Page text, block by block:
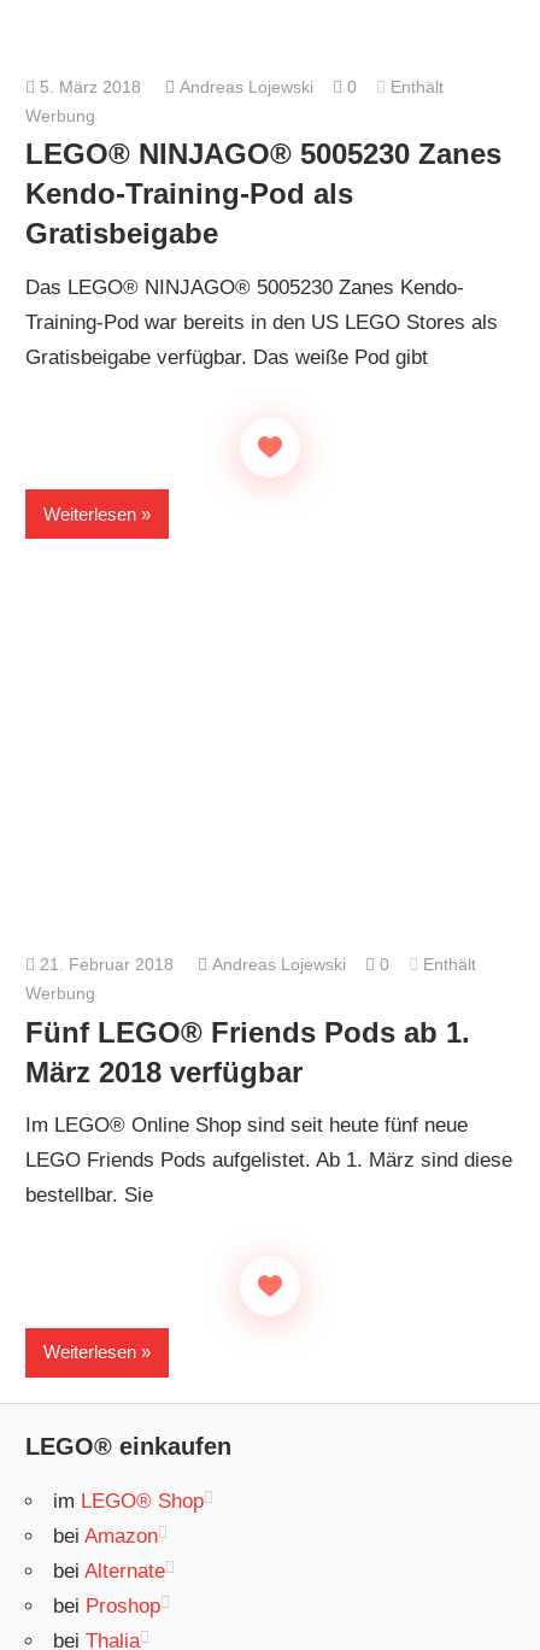
5. März 2018 Andreas Lojewski 0
Enthält
Werbung
LEGO® NINJAGO® 5005230 Zanes
Kendo-Training-Pod als
Gratisbeigabe
Das LEGO® NINJAGO® 5005230 Zanes Kendo-
Training-Pod war bereits in den US LEGO Stores als
Gratisbeigabe verfügbar. Das weiße Pod gibt
Weiterlesen
21. Februar 2018 Andreas Lojewski 0
Enthält
Werbung
Fünf LEGO® Friends Pods ab 1.
März 2018 verfügbar
Im LEGO® Online Shop sind seit heute fünf neue
LEGO Friends Pods aufgelistet. Ab 1. März sind diese
bestellbar. Sie
Weiterlesen
LEGO® einkaufen
im LEGO® Shop
beiAmazon
beiAlternate
bei Proshop
beiThalia